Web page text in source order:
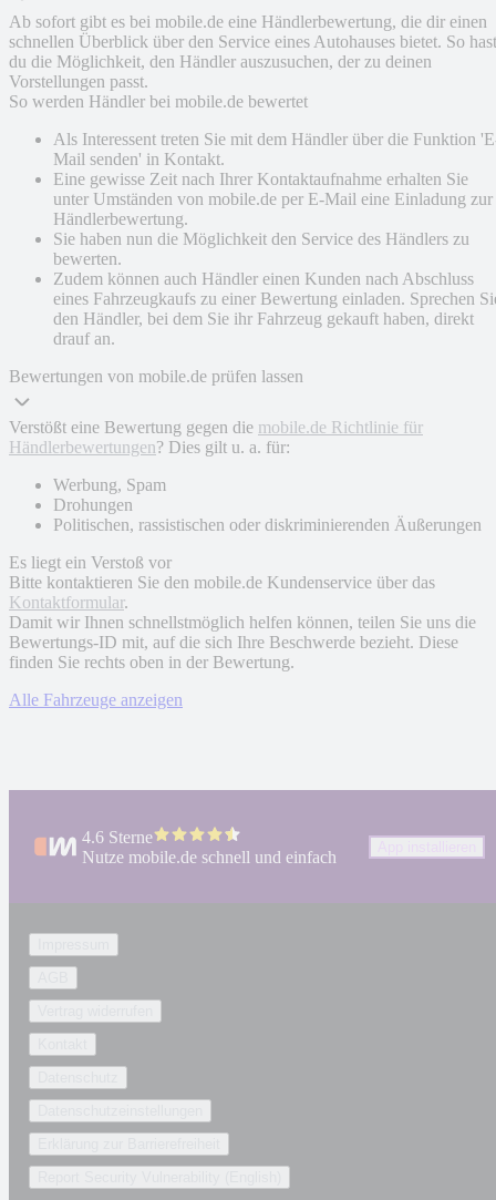
Ab sofort gibt es bei mobile.de eine Händlerbewertung, die dir einen
schnellen Überblick über den Service eines Autohauses bietet. So hast
du die Möglichkeit, den Händler auszusuchen, der zu deinen
Vorstellungen passt.
So werden Händler bei mobile.de bewertet
Als Interessent treten Sie mit dem Händler über die Funktion
Mail senden' in Kontakt.
Eine gewisse Zeit nach Ihrer Kontaktaufnahme erhalten Sie
unter Umständen von mobile.de per E-Mail eine Einladung zur
Händlerbewertung.
Sie haben nun die Möglichkeit den Service des Händlers zu
bewerten.
Zudem können auch Händler einen Kunden nach Abschluss
eines Fahrzeugkaufs zu einer Bewertung einladen. Sprechen
den Händler, bei dem Sie ihr Fahrzeug gekauft haben, direkt
drauf an.
Bewertungen von mobile.de prüfen lassen
Verstößt eine Bewertung gegen die mobile.de Richtlinie für
Händlerbewertungen? Dies gilt u. a. für:
Werbung, Spam
Drohungen
Politischen, rassistischen oder diskriminierenden Äußerungen
Es liegt ein Verstoß vor
Bitte kontaktieren Sie den mobile.de Kundenservice über das
Kontaktformular.
Damit wir Ihnen schnellstmöglich helfen können, teilen Sie uns die
Bewertungs-ID mit, auf die sich Ihre Beschwerde bezieht. Diese
finden Sie rechts oben in der Bewertung.
Alle Fahrzeuge anzeigen
4.6 Sterne
Nutze mobile.de schnell und einfach